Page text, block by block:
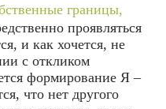
границы,
проявляться
и как хочется, не
с откликом
формирование Я –
что нет другого